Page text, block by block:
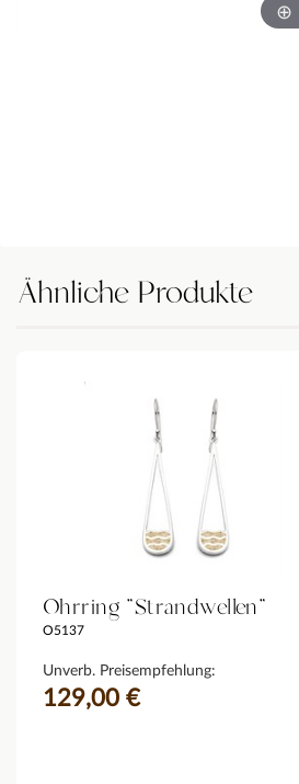
Ähnliche Produkte
Ohrring "Strandwellen"
O5137
Unverb. Preisempfehlung:
129,00 €